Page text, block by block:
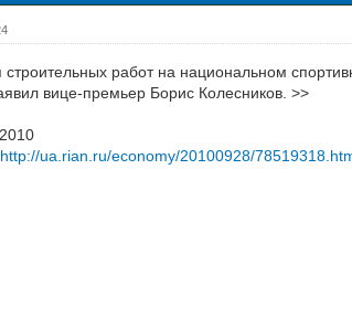
строительных работ на национальном
вице-премьер Борис Колесников. >>
http://ua.rian.ru/economy/20100928/